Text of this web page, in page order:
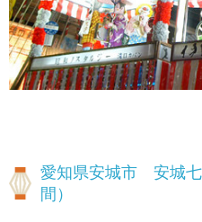
愛知県安城市 安城七
間）